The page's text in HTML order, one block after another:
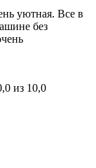
уютная. Все в
без
из 10,0